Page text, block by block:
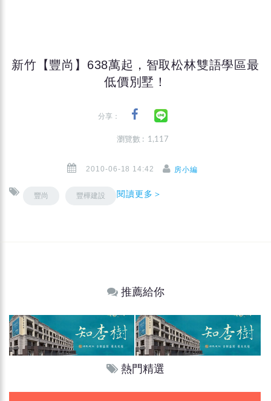
新竹【豐尚】638萬起，智取松林雙語學區最
低價別墅！
分享：
瀏覽數 : 1,117
2010-06-18 14:42 房小編
豐尚 豐樺建設 閱讀更多＞
推薦給你
熱門精選